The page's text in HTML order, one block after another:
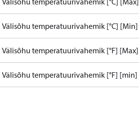
Välisõhu temperatuurivahemik [°C] [Min]
Välisõhu temperatuurivahemik [°F] [Max]
Välisõhu temperatuurivahemik [°F] [min]